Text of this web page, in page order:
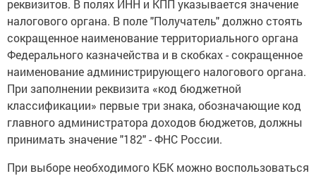
реквизитов. В полях ИНН и КПП указывается значение
налогового органа. В поле "Получатель" должно стоять
сокращенное наименование территориального органа
Федерального казначейства и в скобках - сокращенное
наименование администрирующего налогового органа.
При заполнении реквизита «код бюджетной
классификации» первые три знака, обозначающие код
главного администратора доходов бюджетов, должны
принимать значение "182" - ФНС России.
При выборе необходимого КБК можно воспользоваться